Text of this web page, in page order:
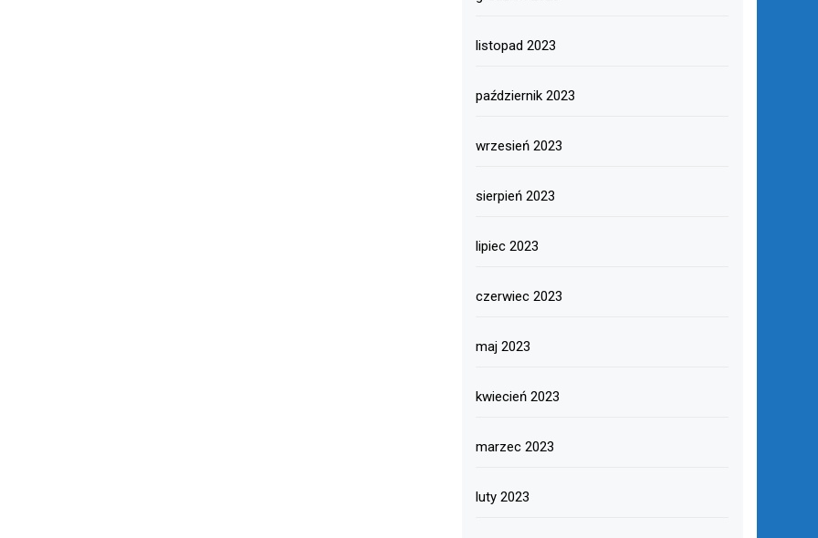
listopad 2023
październik 2023
wrzesień 2023
sierpień 2023
lipiec 2023
czerwiec 2023
maj 2023
kwiecień 2023
marzec 2023
luty 2023